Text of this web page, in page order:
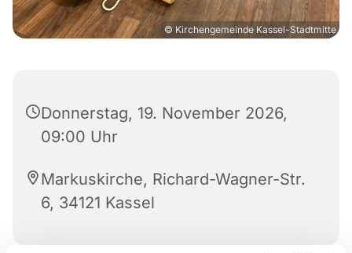
© Kirchengemeinde Kassel-Stadtmitte
Donnerstag, 19. November 2026,
09:00 Uhr
Markuskirche, Richard-Wagner-Str.
6, 34121 Kassel